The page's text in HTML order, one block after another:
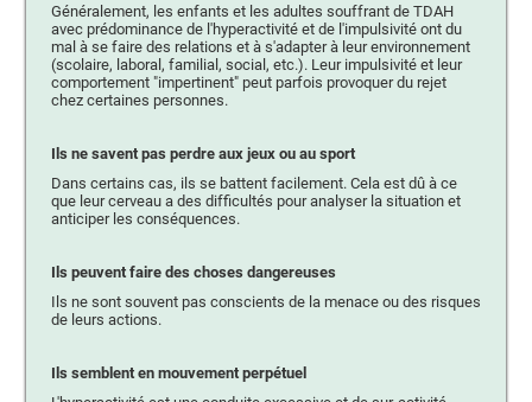
Généralement, les enfants et les adultes souffrant de TDAH
avec prédominance de l'hyperactivité et de l'impulsivité ont du
mal à se faire des relations et à s'adapter à leur environnement
(scolaire, laboral, familial, social, etc.). Leur impulsivité et leur
comportement "impertinent" peut parfois provoquer du rejet
chez certaines personnes.
Ils ne savent pas perdre aux jeux ou au sport
Dans certains cas, ils se battent facilement. Cela est dû à ce
que leur cerveau a des difficultés pour analyser la situation et
anticiper les conséquences.
Ils peuvent faire des choses dangereuses
Ils ne sont souvent pas conscients de la menace ou des risques
de leurs actions.
Ils semblent en mouvement perpétuel